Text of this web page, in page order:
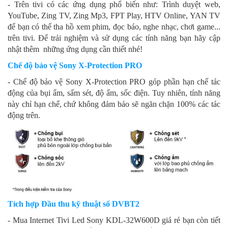
- Trên tivi có các ứng dụng phổ biến như: Trình duyệt web,
YouTube, Zing TV, Zing Mp3, FPT Play, HTV Online, YAN TV
để bạn có thể tha hồ xem phim, đọc báo, nghe nhạc, chơi game...
trên tivi. Để trải nghiệm và sử dụng các tính năng bạn hãy cập
nhật thêm những ứng dụng cần thiết nhé!
Chế độ bảo vệ Sony X-Protection PRO
- Chế độ bảo vệ Sony X-Protection PRO góp phần hạn chế tác
động của bụi ẩm, sấm sét, độ ẩm, sốc điện. Tuy nhiên, tính năng
này chỉ hạn chế, chứ không đảm bảo sẽ ngăn chặn 100% các tác
động trên.
Tích hợp Đầu thu kỹ thuật số DVBT2
- Mua Internet Tivi Led Sony KDL-32W600D giá rẻ bạn còn tiết